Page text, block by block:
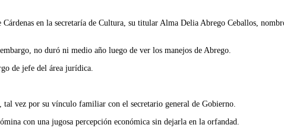
en la secretaría de Cultura, su titular Alma Delia Abrego Ceballos,
no duró ni medio año luego de ver los manejos de Abrego.
de jefe del área jurídica.
vez por su vínculo familiar con el secretario general de Gobierno.
con una jugosa percepción económica sin dejarla en la orfandad.